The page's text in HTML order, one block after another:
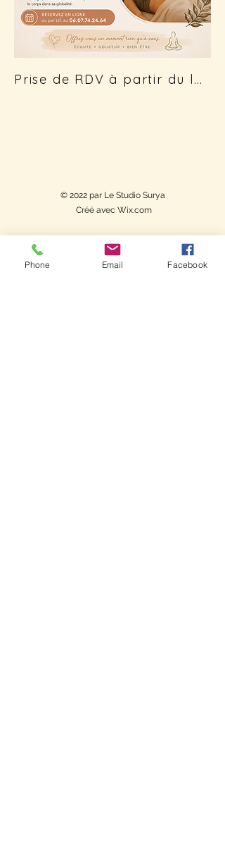
Prise de RDV à partir du lundi 14 sept.
© 2022 par Le Studio Surya
Créé avec Wix.com
Phone Email Facebook